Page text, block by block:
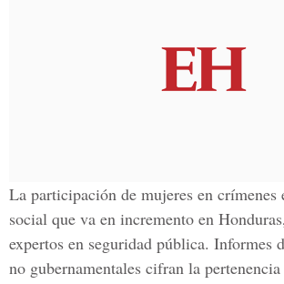
La participación de mujeres en crímenes
social que va en incremento en
expertos en seguridad pública. Informes
no gubernamentales cifran la